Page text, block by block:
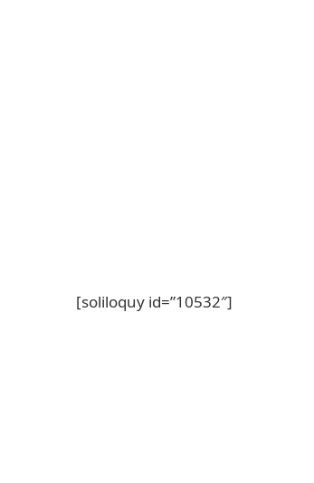
[soliloquy id=”10532″]